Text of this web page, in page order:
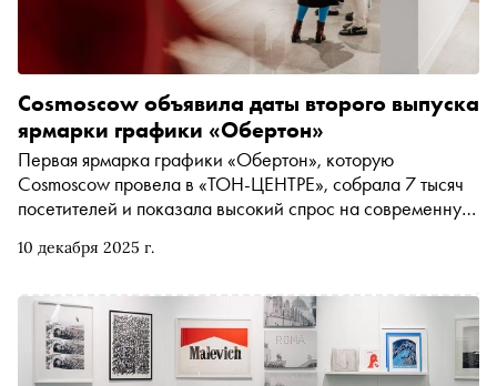
10 декабря 2025 г.
Cosmoscow объявила даты второго выпуска
ярмарки графики «Обертон»
Первая ярмарка графики «Обертон», которую
Cosmoscow провела в «ТОН-ЦЕНТРЕ», собрала 7 тысяч
посетителей и показала высокий спрос на современную
следующего выпуска — он пройдёт там же, с 3 по 6